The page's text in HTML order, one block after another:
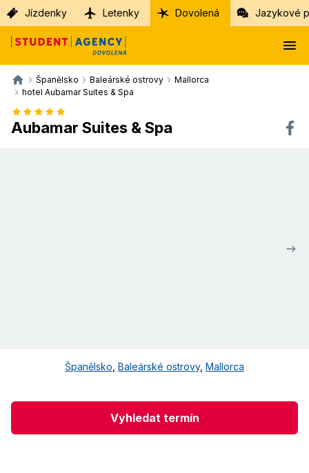
Jízdenky Letenky Dovolená Jazykové
Španělsko Baleárské ostrovy
Mallorca
hotel Aubamar Suites & Spa
Aubamar Suites & Spa
Španělsko Baleárské ostrovy, Mallorca
Vyhledat termín